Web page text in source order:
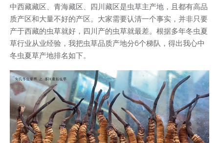
中西藏藏区、青海藏区、四川藏区是虫草主产地，且都有高品
质产区和大量不好的产区。大家需要认清一个事实，并非只要
产于西藏的虫草就好，四川产的虫草就最差。根据多年冬虫夏
草行业从业经验，我把虫草品质产地分6个梯队，得出我心中
冬虫夏草产地排名如下。